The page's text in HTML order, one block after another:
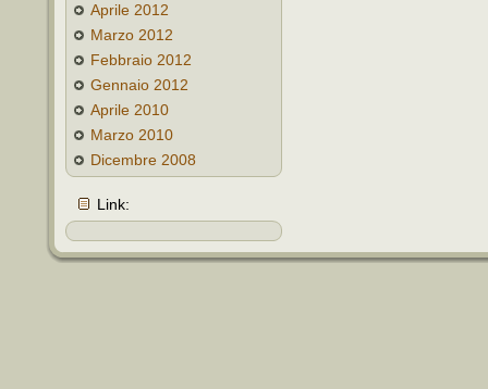
Aprile 2012
Marzo 2012
Febbraio 2012
Gennaio 2012
Aprile 2010
Marzo 2010
Dicembre 2008
Link: